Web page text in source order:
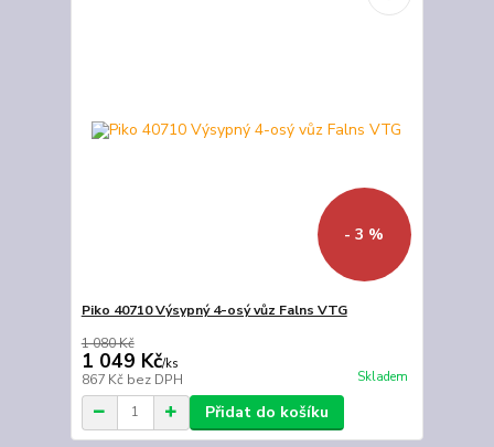
- 3 %
Piko 40710 Výsypný 4-osý vůz Falns VTG
1 080 Kč
1 049 Kč/ks
867 Kč bez DPH Skladem
Přidat do košíku